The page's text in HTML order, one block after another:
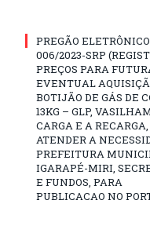
PREGÃO
006/2023-SRP
PREÇOS PARA
EVENTUAL
BOTIJÃO DE GÁS DE
13KG – GLP,
CARGA E A
ATENDER A
PREFEITURA
IGARAPÉ-MIRI,
E FUNDOS, PARA
PUBLICACAO NO